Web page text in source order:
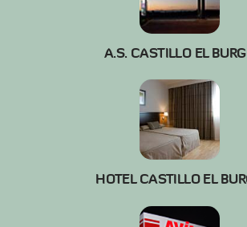
A.S. CASTILLO EL
HOTEL CASTILLO EL